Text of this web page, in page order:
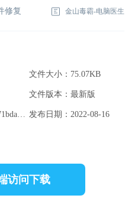
修复 金山毒霸-电脑医生
文件大小：75.07KB
文件版本：最新版
文件MD5：afaadb3b2a11945765571bda4d23b449 发布日期：2022-08-16
访问下载